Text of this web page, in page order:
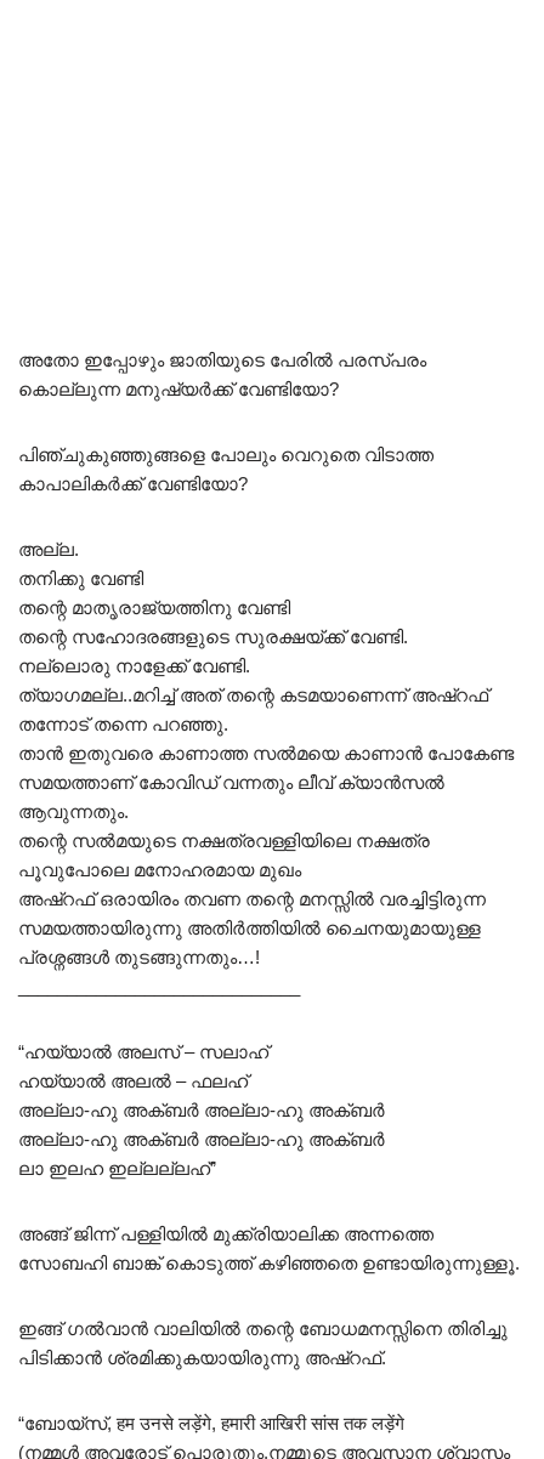
അതോ ഇപ്പോഴും ജാതിയുടെ പേരിൽ പരസ്പരം
കൊല്ലുന്ന മനുഷ്യർക്ക് വേണ്ടിയോ?
പിഞ്ചുകുഞ്ഞുങ്ങളെ പോലും വെറുതെ വിടാത്ത
കാപാലികർക്ക് വേണ്ടിയോ?
അല്ല.
തനിക്കു വേണ്ടി
തന്റെ മാതൃരാജ്യത്തിനു വേണ്ടി
തന്റെ സഹോദരങ്ങളുടെ സുരക്ഷയ്ക്ക് വേണ്ടി.
നല്ലൊരു നാളേക്ക് വേണ്ടി.
ത്യാഗമല്ല..മറിച്ച് അത് തന്റെ കടമയാണെന്ന് അഷ്റഫ്
തന്നോട് തന്നെ പറഞ്ഞു.
താൻ ഇതുവരെ കാണാത്ത സൽമയെ കാണാൻ പോകേണ്ട
സമയത്താണ് കോവിഡ്‌ വന്നതും ലീവ് ക്യാൻസൽ
ആവുന്നതും.
തന്റെ സൽമയുടെ നക്ഷത്രവള്ളിയിലെ നക്ഷത്ര
പൂവുപോലെ മനോഹരമായ മുഖം
അഷ്റഫ് ഒരായിരം തവണ തന്റെ മനസ്സിൽ വരച്ചിട്ടിരുന്ന
സമയത്തായിരുന്നു അതിർത്തിയിൽ ചൈനയുമായുള്ള
പ്രശ്നങ്ങൾ തുടങ്ങുന്നതും…!
“ഹയ്യാൽ അലസ് – സലാഹ്
ഹയ്യാൽ അലൽ – ഫലഹ്‌
അല്ലാ-ഹു അക്ബർ അല്ലാ-ഹു അക്ബർ
അല്ലാ-ഹു അക്ബർ അല്ലാ-ഹു അക്ബർ
ലാ ഇലഹ ഇല്ലല്ലഹ്‌”
അങ്ങ് ജിന്ന് പള്ളിയിൽ മുക്ക്രിയാലിക്ക അന്നത്തെ
സോബഹി ബാങ്ക് കൊടുത്ത് കഴിഞ്ഞതെ ഉണ്ടായിരുന്നുള്ളൂ.
ഇങ്ങ് ഗൽ‌വാൻ വാലിയിൽ തന്റെ ബോധമനസ്സിനെ തിരിച്ചു
പിടിക്കാൻ ശ്രമിക്കുകയായിരുന്നു അഷ്റഫ്.
“ബോയ്സ്, हम उनसे लड़ेंगे, हमारी आखिरी सांस तक लड़ेंगे
(നമ്മൾ അവരോട് പൊരുതും,നമ്മുടെ അവസാന ശ്വാസം